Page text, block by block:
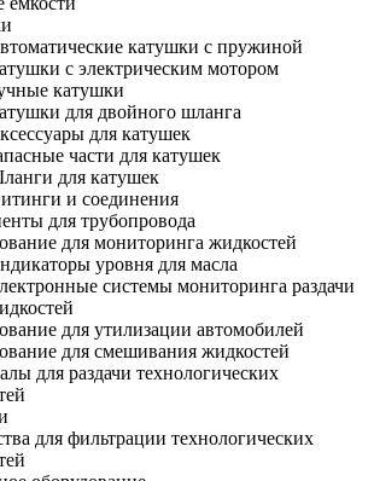
катушки с пружиной
с электрическим мотором
катушки
для двойного шланга
для катушек
части для катушек
для катушек
и соединения
для трубопровода
для мониторинга жидкостей
уровня для масла
системы мониторинга раздачи
для утилизации автомобилей
для смешивания жидкостей
для раздачи технологических
для фильтрации технологических